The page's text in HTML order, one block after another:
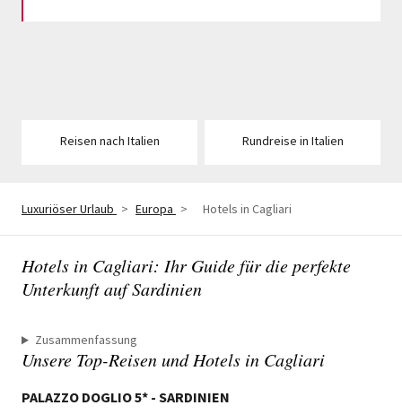
Reisen nach Italien Rundreise in Italien
Luxuriöser Urlaub > Europa > Hotels in Cagliari
Hotels in Cagliari: Ihr Guide für die perfekte
Unterkunft auf Sardinien
Zusammenfassung
Unsere Top-Reisen und Hotels in Cagliari
PALAZZO DOGLIO 5* - SARDINIEN